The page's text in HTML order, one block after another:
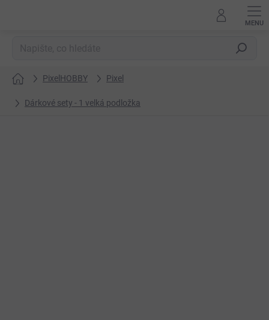
Hledat
Domů PixelHOBBY Pixel
Dárkové sety - 1 velká podložka